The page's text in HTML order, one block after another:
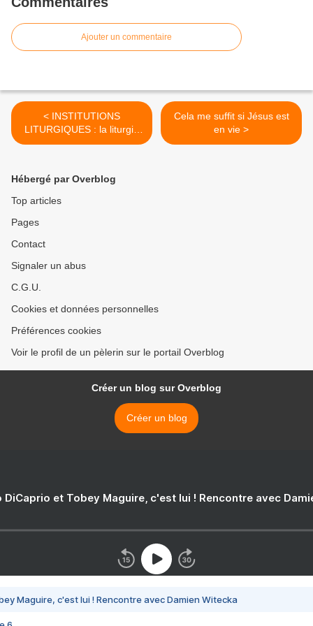
Ajouter un commentaire
< INSTITUTIONS
LITURGIQUES : la liturgie
conserva après la mort des
reconnu en elle lorsqu'ils
vivaient encore
Cela me suffit si Jésus est
en vie >
Hébergé par Overblog
Top articles
Pages
Contact
Signaler un abus
C.G.U.
Cookies et données personnelles
Préférences cookies
Voir le profil de un pèlerin sur le portail Overblog
Créer un blog sur Overblog
Créer un blog
DiCaprio et Tobey Maguire, c'est lui ! Rencontre avec
Maguire, c'est lui ! Rencontre avec Damien Witecka